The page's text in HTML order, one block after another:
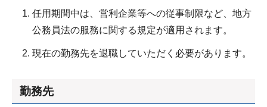
任用期間中は、営利企業等への従事制限など、地方
公務員法の服務に関する規定が適用されます。
現在の勤務先を退職していただく必要があります。
勤務先